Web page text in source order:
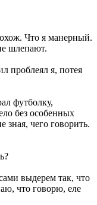
Что я манерный.
шлепают.
проблеял я, потея
футболку,
без особенных
зная, чего говорить.
выдерем так, что
что говорю, еле